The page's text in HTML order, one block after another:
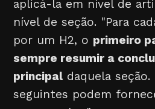
aplicá-la em nível de
nível de seção. "Para
por um H2, o primeiro
sempre resumir a
principal daquela
seguintes podem